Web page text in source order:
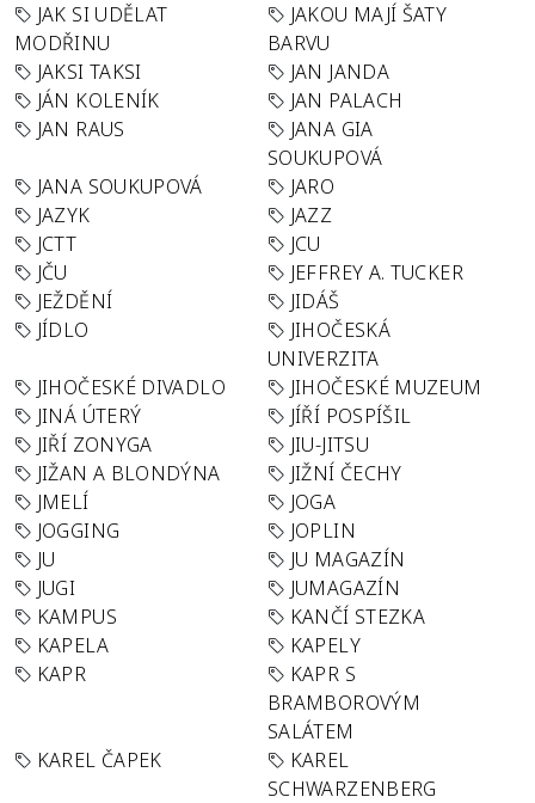
JAK SI UDĚLAT
MODŘINU
JAKOU MAJÍ ŠATY
BARVU
JAKSI TAKSI
JAN JANDA
JÁN KOLENÍK
JAN PALACH
JAN RAUS
JANA GIA
SOUKUPOVÁ
JANA SOUKUPOVÁ
JARO
JAZYK
JAZZ
JCTT
JCU
JČU
JEFFREY A. TUCKER
JEŽDĚNÍ
JIDÁŠ
JÍDLO
JIHOČESKÁ
UNIVERZITA
JIHOČESKÉ DIVADLO
JIHOČESKÉ MUZEUM
JINÁ ÚTERÝ
JÍŘÍ POSPÍŠIL
JIŘÍ ZONYGA
JIU-JITSU
JIŽAN A BLONDÝNA
JIŽNÍ ČECHY
JMELÍ
JOGA
JOGGING
JOPLIN
JU
JU MAGAZÍN
JUGI
JUMAGAZÍN
KAMPUS
KANČÍ STEZKA
KAPELA
KAPELY
KAPR
KAPR S
BRAMBOROVÝM
SALÁTEM
KAREL ČAPEK
KAREL
SCHWARZENBERG